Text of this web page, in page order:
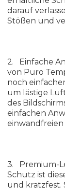
darauf
Stößen und
2. Einfache
von Puro
noch
um lästige
des
einfachen
einwandfreien
3. Premium-
Schutz ist
und kratzfest.